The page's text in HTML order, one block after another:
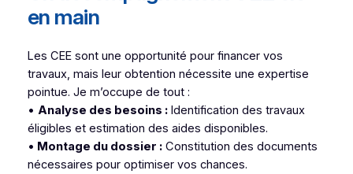
en main
Les CEE sont une opportunité pour financer vos
travaux, mais leur obtention nécessite une expertise
pointue. Je m’occupe de tout :
• Analyse des besoins :Identification des travaux
éligibles et estimation des aides disponibles.
• Montage du dossier :Constitution des documents
nécessaires pour optimiser vos chances.